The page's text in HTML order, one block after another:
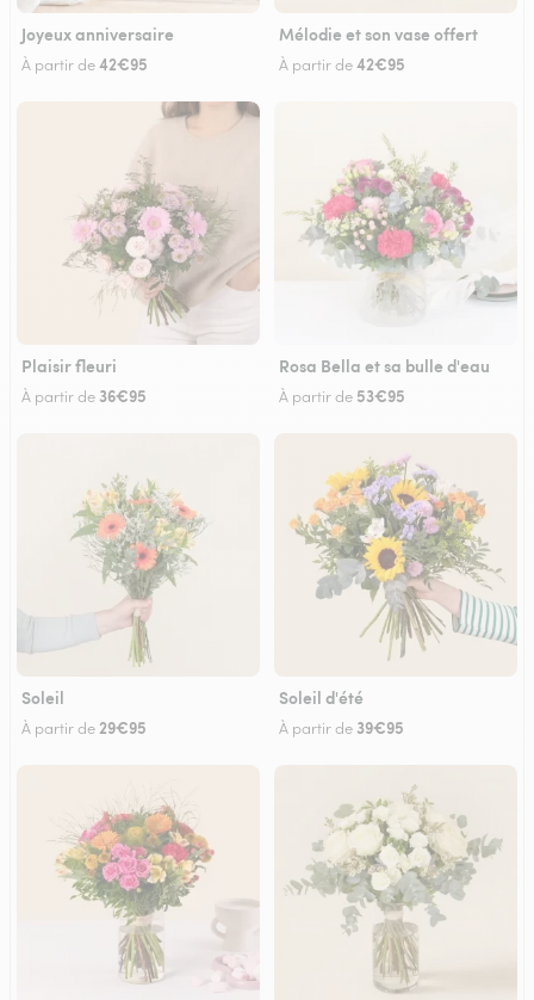
Joyeux anniversaire
À partir de42€95
Mélodie et son vase offert
À partir de42€95
Plaisir fleuri
À partir de 36€95
Rosa Bella et sa bulle d'eau
À partir de 53€95
Soleil
À partir de 29€95
Soleil d'été
À partir de 39€95